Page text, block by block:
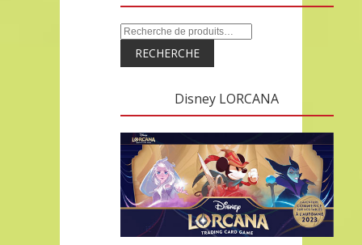
RECHERCHE
Disney LORCANA